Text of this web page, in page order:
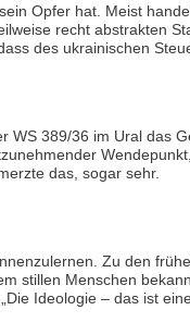
Opfer hat. Meist
recht abstrakten
des ukrainischen
WS 389/36 im Ural das
das, sogar sehr.
Zu den
stillen Menschen
Ideologie – das ist